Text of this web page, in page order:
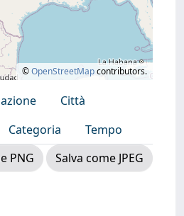
©OpenStreetMapcontributors.
Città
Categoria
Tempo
PNG
Salva come JPEG